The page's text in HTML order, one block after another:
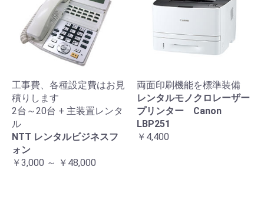
工事費、各種設定費はお見
積りします
2台～20台 + 主装置レンタ
ル
NTT レンタルビジネスフ
ォン
￥3,000 ～ ￥48,000
両面印刷機能を標準装備
レンタルモノクロレーザー
プリンター Canon
LBP251
￥4,400